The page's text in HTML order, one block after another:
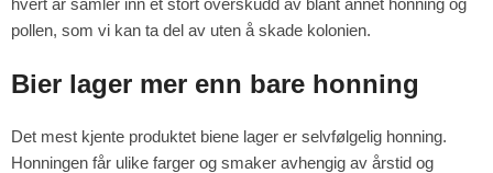
pollen, som vi kan ta del av uten å skade kolonien.
Bier lager mer enn bare honning
Det mest kjente produktet biene lager er selvfølgelig honning.
Honningen får ulike farger og smaker avhengig av årstid og